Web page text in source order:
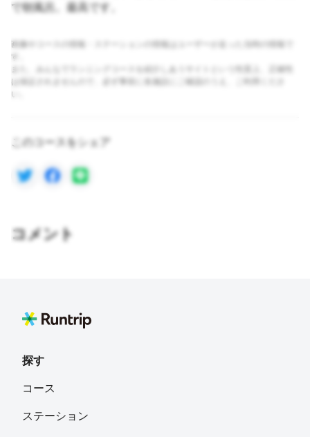
で朝風呂。最高です。
画像やコースの情報・ステーションの情報はユーザーが走った当時の情報で
す。
また、みんなでランニングコースを紹介しあうサイトという性質上、正確性
は保証されませんので、必ず事前に各施設にご確認のうえ、ご利用くださ
い。
このコースをシェア
コメント
探す
コース
ステーション